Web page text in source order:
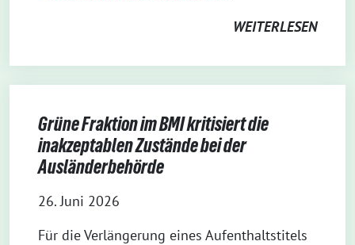
WEITERLESEN
Grüne Fraktion im BMI kritisiert die
inakzeptablen Zustände bei der
Ausländerbehörde
26. Juni 2026
Für die Verlängerung eines Aufenthaltstitels